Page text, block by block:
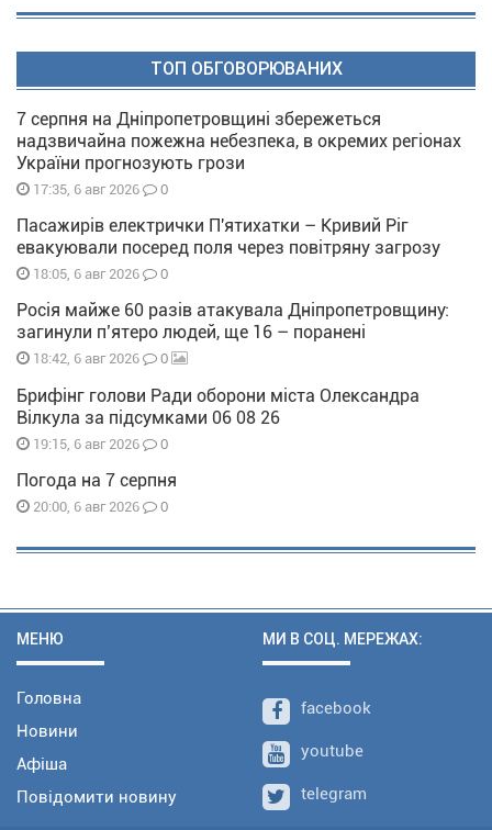
ТОП ОБГОВОРЮВАНИХ
7 серпня на Дніпропетровщині збережеться
надзвичайна пожежна небезпека, в окремих регіонах
України прогнозують грози
17:35, 6 авг 2026 0
Пасажирів електрички П'ятихатки – Кривий Ріг
евакуювали посеред поля через повітряну загрозу
18:05, 6 авг 2026 0
Росія майже 60 разів атакувала Дніпропетровщину:
загинули п’ятеро людей, ще 16 – поранені
18:42, 6 авг 2026 0
Брифінг голови Ради оборони міста Олександра
Вілкула за підсумками 06 08 26
19:15, 6 авг 2026 0
Погода на 7 серпня
20:00, 6 авг 2026 0
МЕНЮ
Головна
Новини
Афіша
Повідомити новину
МИ В СОЦ. МЕРЕЖАХ:
facebook
youtube
telegram